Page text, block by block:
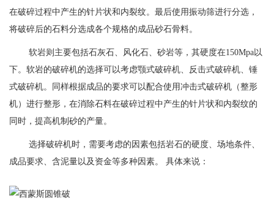
在破碎过程中产生的针片状和内裂纹。‌最后使用振动筛进行分选，‌
将破碎后的石料分选成各个规格的成品砂石骨料。‌
软岩则主要包括石灰石、‌风化石、‌砂岩等，‌其硬度在150Mpa以
下。‌软岩的破碎机的选择可以考虑颚式破碎机、‌反击式破碎机、‌锤
式破碎机。‌同样根据成品的要求可以配合使用冲击式破碎机（‌整形
机）‌进行整形，‌在消除石料在破碎过程中产生的针片状和内裂纹的
同时，‌提高机制砂的产量。‌
选择破碎机时，‌需要考虑的因素包括岩石的硬度、‌场地条件、‌
成品要求、‌含泥量以及资金等多种因素。‌ 具体来说：‌